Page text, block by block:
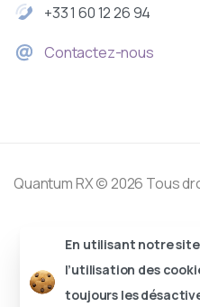
+33 1 60 12 26 94
Contactez-nous
Quantum RX © 2026 Tous
En utilisant notre
l’utilisation des
toujours les